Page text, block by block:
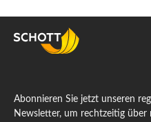
Abonnieren Sie jetzt unseren
Newsletter, um rechtzeitig